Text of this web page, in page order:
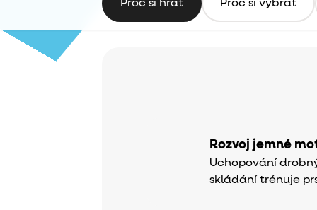
Proč si hrát Proč si vybrat
Rozvoj jemné
Uchopování
skládání trénuje